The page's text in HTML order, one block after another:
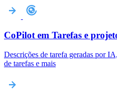
CoPilot em Tarefas e
Descrições de tarefa geradas por
de tarefas e mais